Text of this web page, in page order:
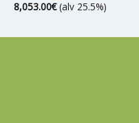
8,053.00€ (alv 25.5%)